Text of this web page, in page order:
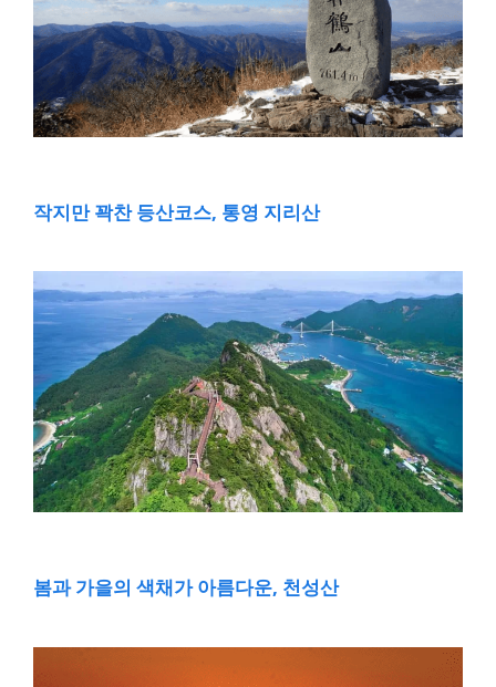
작지만 꽉찬 등산코스, 통영 지리산
봄과 가을의 색채가 아름다운, 천성산